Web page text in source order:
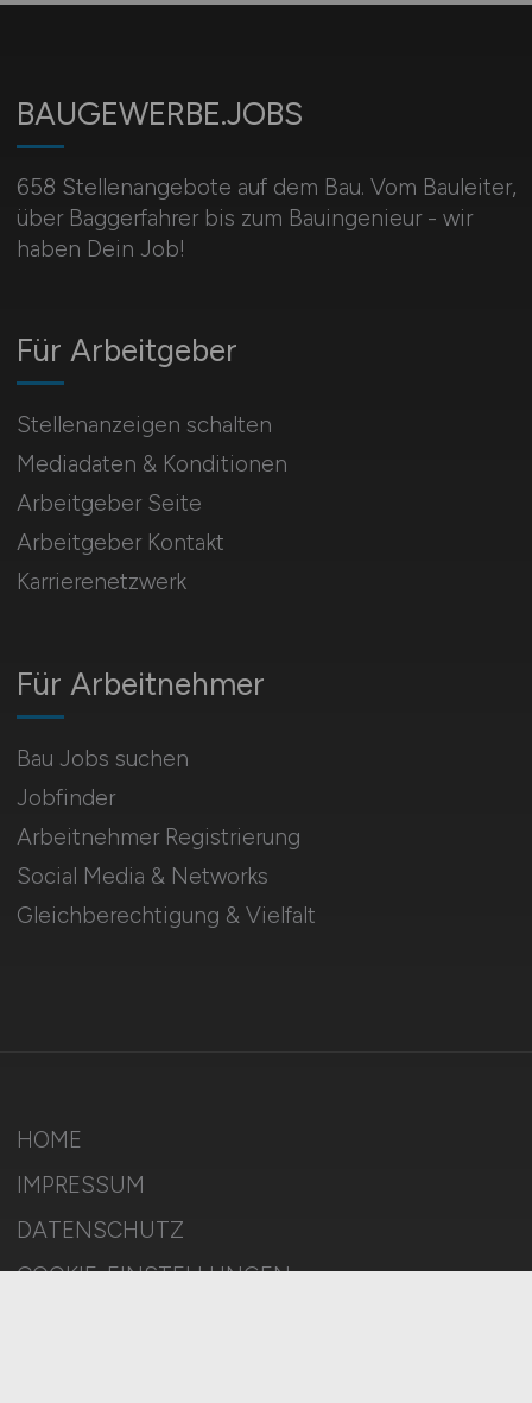
BAUGEWERBE.JOBS
658 Stellenangebote auf dem Bau. Vom Bauleiter,
über Baggerfahrer bis zum Bauingenieur - wir
haben Dein Job!
Für Arbeitnehmer
Bau Jobs suchen
Jobfinder
Arbeitnehmer Registrierung
Social Media & Networks
Gleichberechtigung & Vielfalt
Für Arbeitgeber
Stellenanzeigen schalten
Mediadaten & Konditionen
Arbeitgeber Seite
Arbeitgeber Kontakt
Karrierenetzwerk
HOME
IMPRESSUM
DATENSCHUTZ
COOKIE-EINSTELLUNGEN